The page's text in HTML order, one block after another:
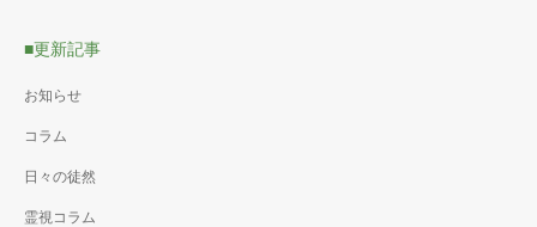
■更新記事
お知らせ
コラム
日々の徒然
霊視コラム